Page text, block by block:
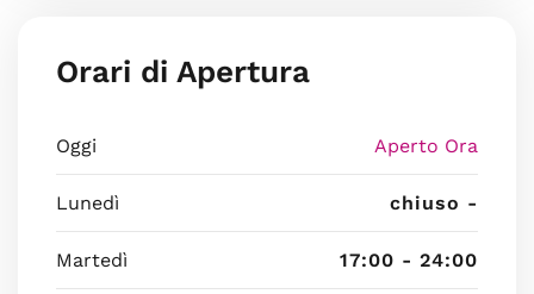
Orari di Apertura
Oggi Aperto Ora
Lunedì chiuso -
Martedì 17:00 - 24:00